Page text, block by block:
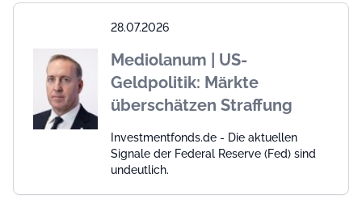
28.07.2026
Mediolanum | US-
Geldpolitik: Märkte
überschätzen Straffung
Investmentfonds.de - Die aktuellen
Signale der Federal Reserve (Fed) sind
undeutlich.